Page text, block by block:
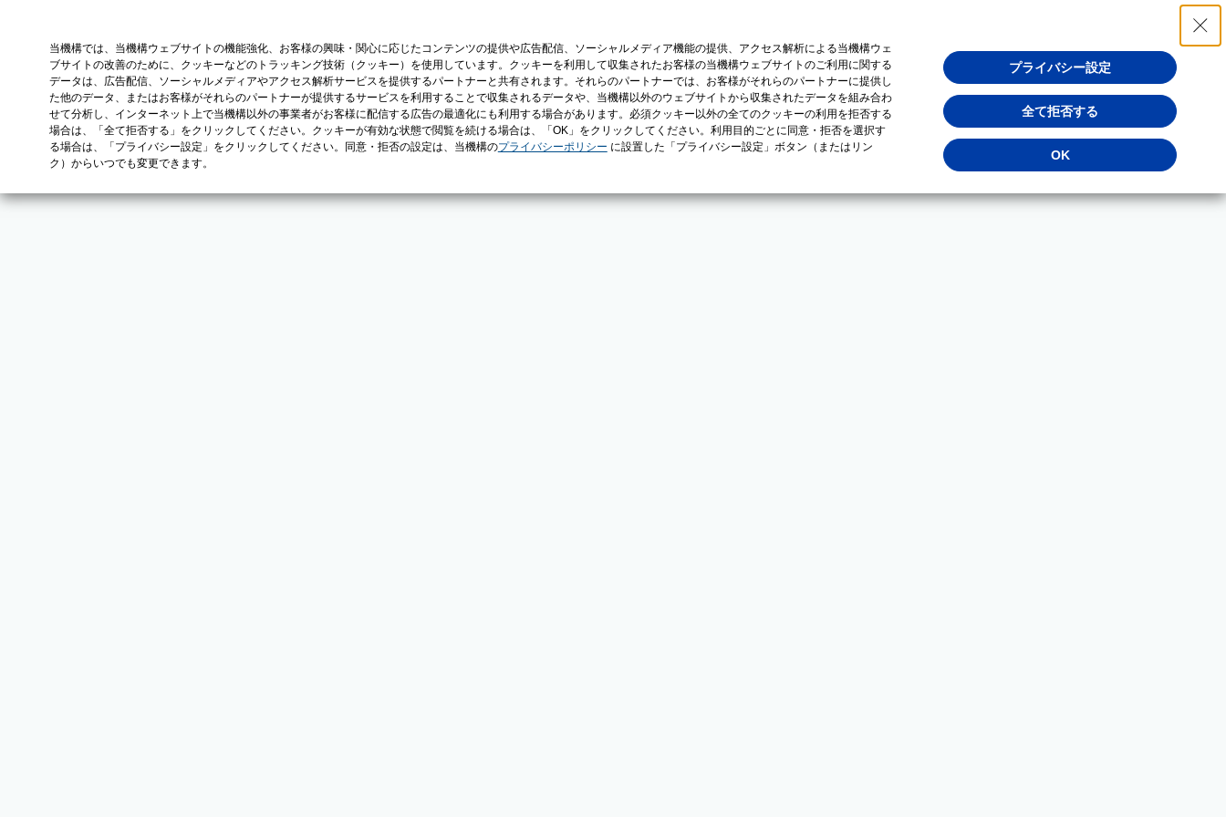
当機構では、当機構ウェブサイトの機能強化、お客様の興味・関心に応じたコンテンツの提供や広告配信、ソーシャルメディア機能の提供、アクセス解析による当機構ウェ
ブサイトの改善のために、クッキーなどのトラッキング技術（クッキー）を使用しています。クッキーを利用して収集されたお客様の当機構ウェブサイトのご利用に関する
データは、広告配信、ソーシャルメディアやアクセス解析サービスを提供するパートナーと共有されます。それらのパートナーでは、お客様がそれらのパートナーに提供し
た他のデータ、またはお客様がそれらのパートナーが提供するサービスを利用することで収集されるデータや、当機構以外のウェブサイトから収集されたデータを組み合わ
せて分析し、インターネット上で当機構以外の事業者がお客様に配信する広告の最適化にも利用する場合があります。必須クッキー以外の全てのクッキーの利用を拒否する
場合は、「全て拒否する」をクリックしてください。クッキーが有効な状態で閲覧を続ける場合は、「OK」をクリックしてください。利用目的ごとに同意・拒否を選択す
る場合は、「プライバシー設定」をクリックしてください。同意・拒否の設定は、当機構のプライバシーポリシー に設置した「プライバシー設定」ボタン（またはリン
ク）からいつでも変更できます。
プライバシー設定
全て拒否する
OK